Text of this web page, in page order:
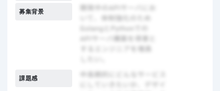
募集背景
課題感